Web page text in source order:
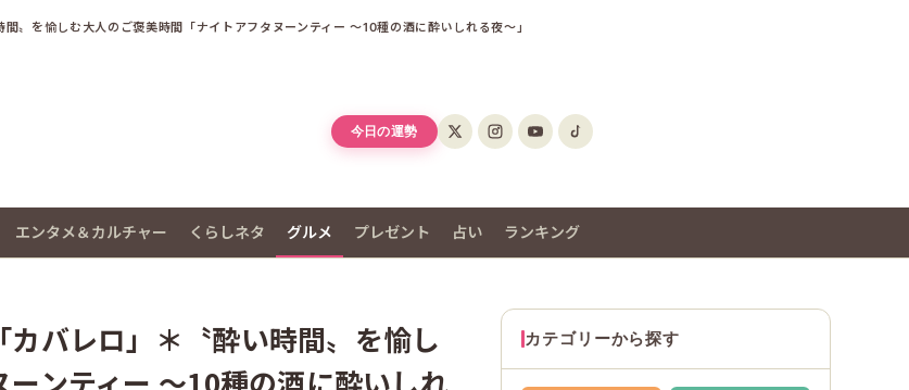
〟を愉しむ大人のご褒美時間「ナイトアフタヌーンティー ～10種の酒に酔いしれる夜～」
今日の運勢
エンタメ＆カルチャー くらしネタ グルメ プレゼント 占い ランキング
バレロ」＊〝酔い時間〟を愉し
ンティー ～10種の酒に酔いしれ
カテゴリーから探す